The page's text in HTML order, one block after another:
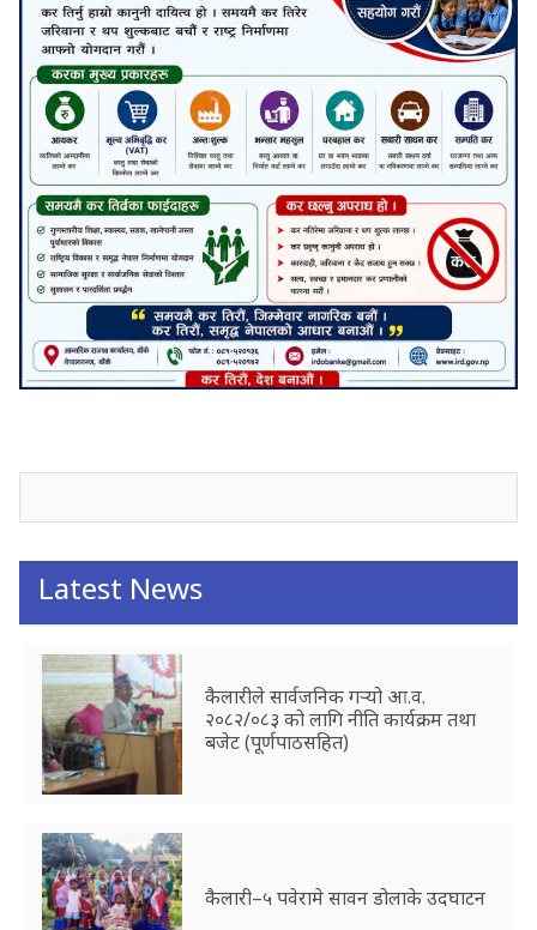
Latest News
कैलारीले सार्वजनिक गर्‍यो आ.व.
२०८२/०८३ को लागि नीति कार्यक्रम तथा
बजेट (पूर्णपाठसहित)
कैलारी–५ पवेरामे सावन डोलाके उदघाटन